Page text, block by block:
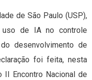
de São Paulo (USP),
uso de IA no controle
desenvolvimento de
foi feita, nesta
II Encontro Nacional de